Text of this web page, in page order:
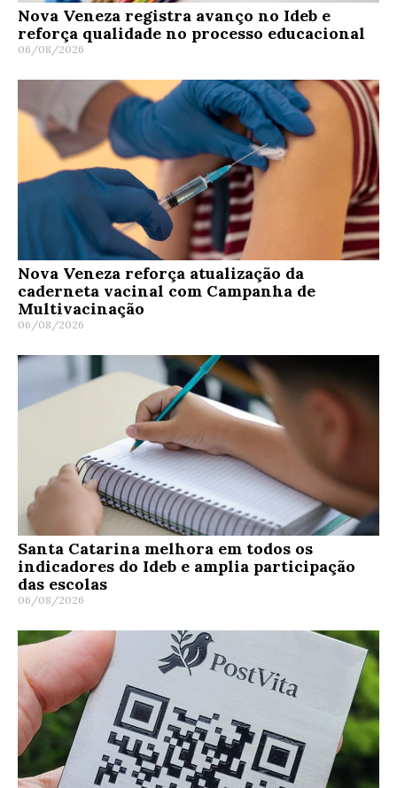
Nova Veneza registra avanço no Ideb e
reforça qualidade no processo educacional
06/08/2026
Nova Veneza reforça atualização da
caderneta vacinal com Campanha de
Multivacinação
06/08/2026
Santa Catarina melhora em todos os
indicadores do Ideb e amplia participação
das escolas
06/08/2026